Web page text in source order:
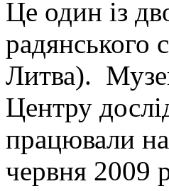
Це один із
Литва). Музей
Центру
працювали
червня 2009